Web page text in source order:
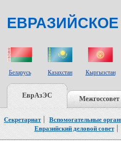
Беларусь Казахстан Кыргызстан
ЕврАзЭС Межгоссовет
Секретариат
Вспомогательные
Евразийский деловой совет